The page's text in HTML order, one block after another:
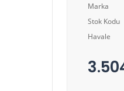
Marka
Stok Kodu
Havale